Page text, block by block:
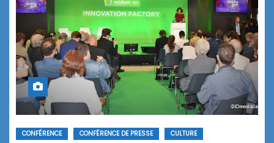
CONFÉRENCE CONFÉRENCE DE PRESSE
CULTURE